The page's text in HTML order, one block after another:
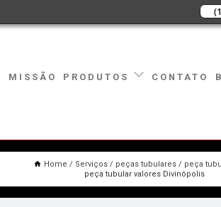
MISSÃO PRODUTOS CONTATO
Home Serviços peças tubulares
peça
peça tubular valores Divinópolis